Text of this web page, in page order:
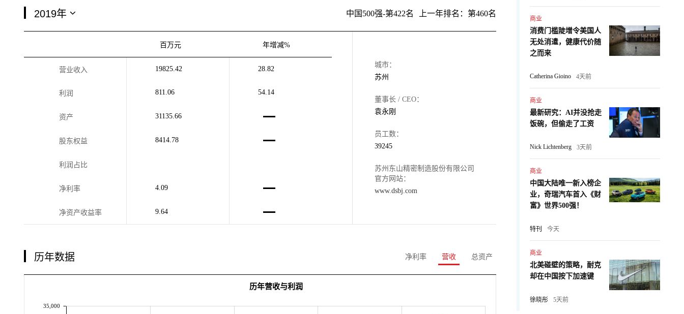
中国500强-第422名 上一年排名：第460名
百万元 年增减%
营业收入 19825.42 28.82
利润 811.06 54.14
资产 31135.66
股东权益 8414.78
利润占比
净利率 4.09
净资产收益率 9.64
城市：
苏州
董事长 / CEO：
袁永刚
员工数：
39245
苏州东山精密制造股份有限公司
官方网站：
www.dsbj.com
历年数据 净利率 营收 总资产
35,000
历年营收与利润
商业
消费门槛陡增令美国人
无处消遣，健康代价随
之而来
Catherina Gioino 4天前
商业
最新研究：AI并没抢走
饭碗，但偷走了工资
Nick Lichtenberg 3天前
商业
中国大陆唯一新入榜企
业，奇瑞汽车首入《财
富》世界500强！
特刊 今天
商业
北美碰壁的策略，耐克
却在中国按下加速键
徐晓彤 5天前